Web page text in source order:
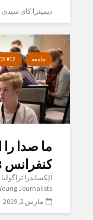
دیمیترا کای سیدی
جامعه #12
ما صدا را
کنفرانس Eurochild 2018...
اَلِکساندرا
Journalists
مارس 2, 2019